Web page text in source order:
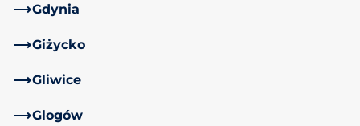
Gdynia
Giżycko
Gliwice
Glogów